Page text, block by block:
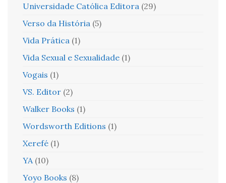
Universidade Católica Editora (29)
Verso da História (5)
Vida Prática (1)
Vida Sexual e Sexualidade (1)
Vogais (1)
VS. Editor (2)
Walker Books (1)
Wordsworth Editions (1)
Xerefé (1)
YA (10)
Yoyo Books (8)